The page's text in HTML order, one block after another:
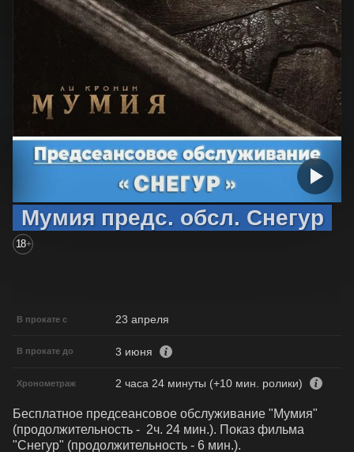
Мумия предс. обсл. Снегур
18+
В прокате с 23 апреля
В прокате до 3 июня
Хронометраж 2 часа 24 минуты (+10 мин. ролики)
Бесплатное предсеансовое обслуживание "Мумия"
(продолжительность -  2ч. 24 мин.). Показ фильма
"Снегур" (продолжительность - 6 мин.).